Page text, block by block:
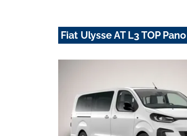
Fiat Ulysse AT L3 TOP